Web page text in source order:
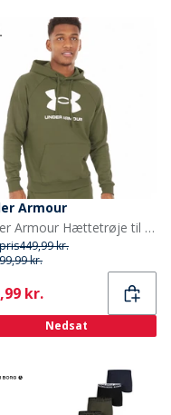
Armour
Under Armour Hættetrøje til Herre UA Rival Fleece Logo Marine OD Grøn/Hvid
449,99 kr.
kr.
kr.
Nedsat